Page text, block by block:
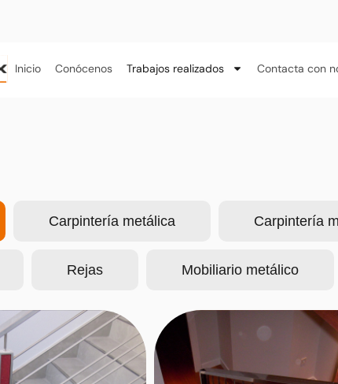
Inicio Conócenos Trabajos realizados Contacta con
Carpintería metálica Carpintería
Rejas Mobiliario metálico